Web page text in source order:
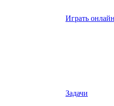
Играть онлайн
Задачи